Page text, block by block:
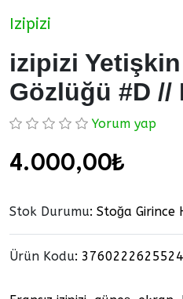
Izipizi
izipizi
Gözlüğü #D //
Yorum yap
4.000,00₺
Stok Durumu: Stoğa Girince
Ürün Kodu: 3760222625524